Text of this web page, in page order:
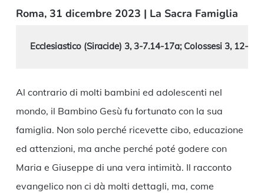
Roma, 31 dicembre 2023 | La Sacra Famiglia
Ecclesiastico (Siracide) 3, 3-7.14-17a; Colossesi 3, 12-
Al contrario di molti bambini ed adolescenti nel
mondo, il Bambino Gesù fu fortunato con la sua
famiglia. Non solo perché ricevette cibo, educazione
ed attenzioni, ma anche perché poté godere con
Maria e Giuseppe di una vera intimità. Il racconto
evangelico non ci dà molti dettagli, ma, come